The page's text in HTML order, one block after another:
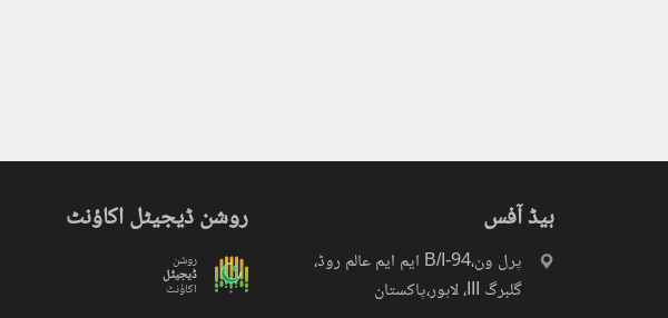
ہیڈ آفس
پرل ون،94-B/I ایم ایم عالم روڈ،
گلبرگ III، لاہور،پاکستان
روشن ڈیجیٹل اکاؤنٹ
روشن
ڈیجیٹل
اکاؤنٹ